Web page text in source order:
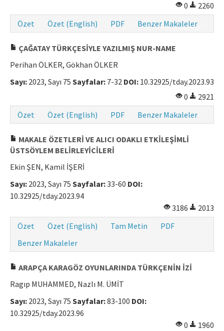
0
2260
Özet
Özet (English) PDF Benzer Makaleler
ÇAĞATAY TÜRKÇESİYLE YAZILMIŞ NUR-NAME
Perihan ÖLKER, Gökhan ÖLKER
Sayı: 2023, Sayı 75 Sayfalar: 7-32 DOI: 10.32925/tday.2023.93
0
2921
Özet
Özet (English) PDF Benzer Makaleler
MAKALE ÖZETLERİ VE ALICI ODAKLI ETKİLEŞİMLİ
ÜSTSÖYLEM BELİRLEYİCİLERİ
Ekin ŞEN, Kamil İŞERİ
Sayı: 2023, Sayı 75 Sayfalar:33-60 DOI:
10.32925/tday.2023.94
3186
2013
Özet
Özet (English) Tam Metin
PDF
Benzer Makaleler
ARAPÇA KARAGÖZ OYUNLARINDA TÜRKÇENİN İZİ
Ragıp MUHAMMED, Nazlı M. ÜMİT
Sayı: 2023, Sayı 75 Sayfalar:83-100 DOI:
10.32925/tday.2023.96
0
1960